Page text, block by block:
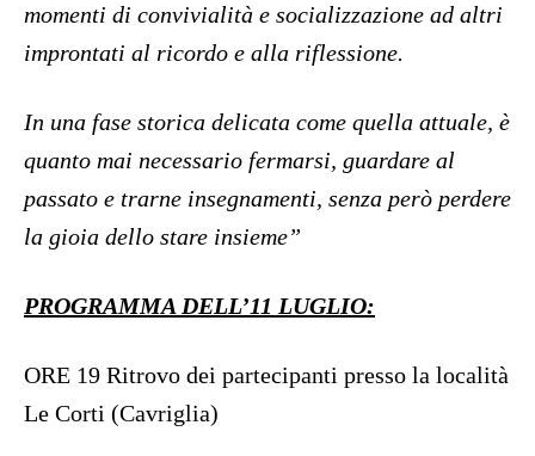
momenti di convivialità e socializzazione ad altri
improntati al ricordo e alla riflessione.
In una fase storica delicata come quella attuale, è
quanto mai necessario fermarsi, guardare al
passato e trarne insegnamenti, senza però perdere
la gioia dello stare insieme”
PROGRAMMA DELL’11 LUGLIO:
ORE 19 Ritrovo dei partecipanti presso la località
Le Corti (Cavriglia)